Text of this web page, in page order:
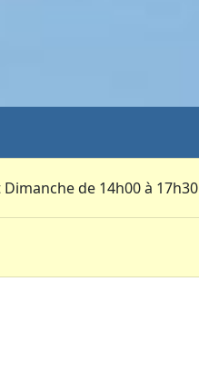
de 14h00 à 17h30